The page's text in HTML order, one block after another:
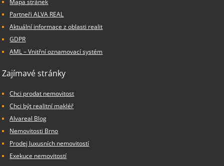
Mapa stránek
Partneři ALVA REAL
Aktuální informace z oblasti realit
GDPR
AML – Vnitřní oznamovací systém
Zajímavé stránky
Chci prodat nemovitost
Chci být realitní makléř
Alvareal Blog
Nemovitosti Brno
Prodej luxusních nemovitostí
Exekuce nemovitostí